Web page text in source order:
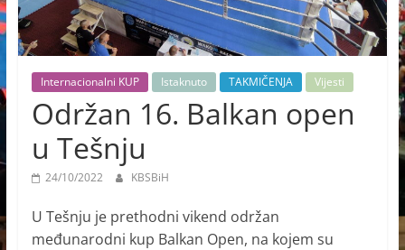
Internacionalni KUP Istaknuto TAKMIČENJA Vijesti
Održan 16. Balkan open
u Tešnju
24/10/2022 KBSBiH
U Tešnju je prethodni vikend održan
međunarodni kup Balkan Open, na kojem su